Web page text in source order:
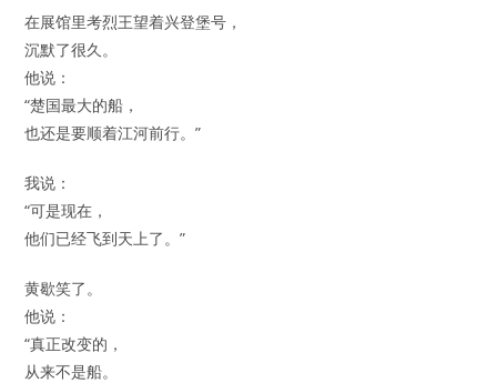
在展馆里考烈王望着兴登堡号，
沉默了很久。
他说：
“楚国最大的船，
也还是要顺着江河前行。”
我说：
“可是现在，
他们已经飞到天上了。”
黄歇笑了。
他说：
“真正改变的，
从来不是船。